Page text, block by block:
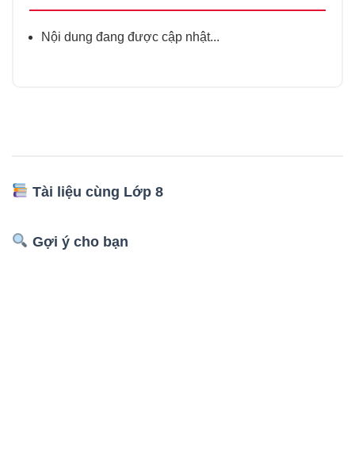
Nội dung đang được cập nhật...
Tài liệu cùng Lớp 8
Gợi ý cho bạn